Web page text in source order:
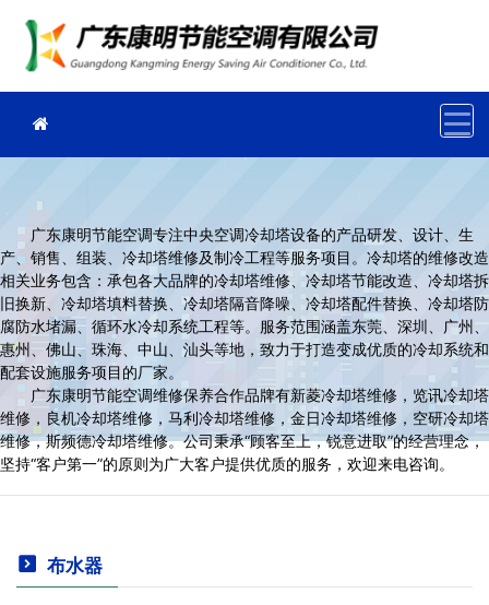
广东康明节能空调专注中央空调冷却塔设备的产品研发、设计、生
产、销售、组装、冷却塔维修及制冷工程等服务项目。冷却塔的维修改造
相关业务包含：承包各大品牌的冷却塔维修、冷却塔节能改造、冷却塔拆
旧换新、冷却塔填料替换、冷却塔隔音降噪、冷却塔配件替换、冷却塔防
腐防水堵漏、循环水冷却系统工程等。服务范围涵盖东莞、深圳、广州、
惠州、佛山、珠海、中山、汕头等地，致力于打造变成优质的冷却系统和
配套设施服务项目的厂家。
广东康明节能空调维修保养合作品牌有新菱冷却塔维修，览讯冷却塔
维修，良机冷却塔维修，马利冷却塔维修，金日冷却塔维修，空研冷却塔
维修，斯频德冷却塔维修。公司秉承“顾客至上，锐意进取”的经营理念，
坚持“客户第一”的原则为广大客户提供优质的服务，欢迎来电咨询。
布水器